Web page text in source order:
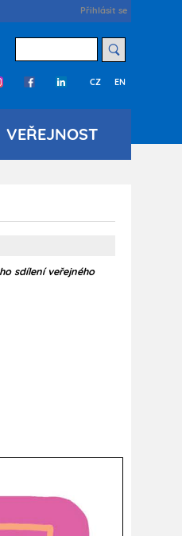
User
account
menu
Přihlásit se
CZ EN
VEŘEJNOST
sdílení veřejného